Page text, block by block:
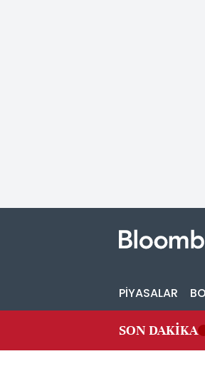
PİYASALAR
SON DAKİKA